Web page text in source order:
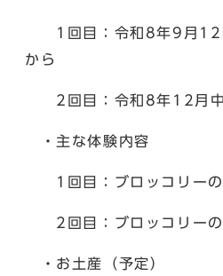
1回目：令和8年9月12
から
2回目：令和8年12月中
・主な体験内容
1回目：ブロッコリーの
2回目：ブロッコリーの
・お土産（予定）